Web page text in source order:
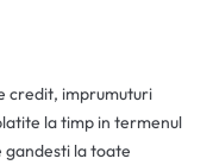
credit, imprumuturi
la timp in termenul
gandesti la toate